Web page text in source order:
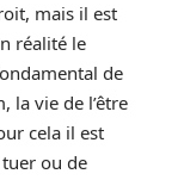
mais il est
réalité le
de
la vie de l’être
cela il est
ou de